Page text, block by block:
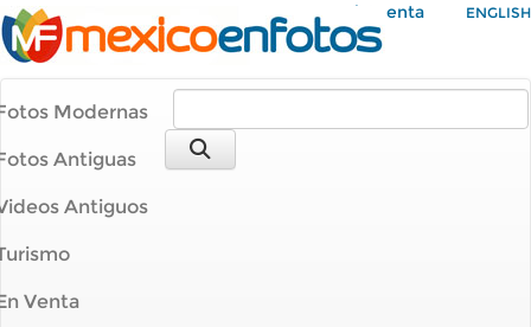
Mi Cuenta ENGLISH
Modernas
Antiguas
Antiguos
Venta